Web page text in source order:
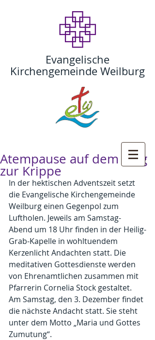
Evangelische
Kirchengemeinde Weilburg
Atempause auf dem Weg
zur Krippe
In der hektischen Adventszeit setzt
die Evangelische Kirchengemeinde
Weilburg einen Gegenpol zum
Luftholen. Jeweils am Samstag-
Abend um 18 Uhr finden in der Heilig-
Grab-Kapelle in wohltuendem
Kerzenlicht Andachten statt. Die
meditativen Gottesdienste werden
von Ehrenamtlichen zusammen mit
Pfarrerin Cornelia Stock gestaltet.
Am Samstag, den 3. Dezember findet
die nächste Andacht statt. Sie steht
unter dem Motto „Maria und Gottes
Zumutung“.